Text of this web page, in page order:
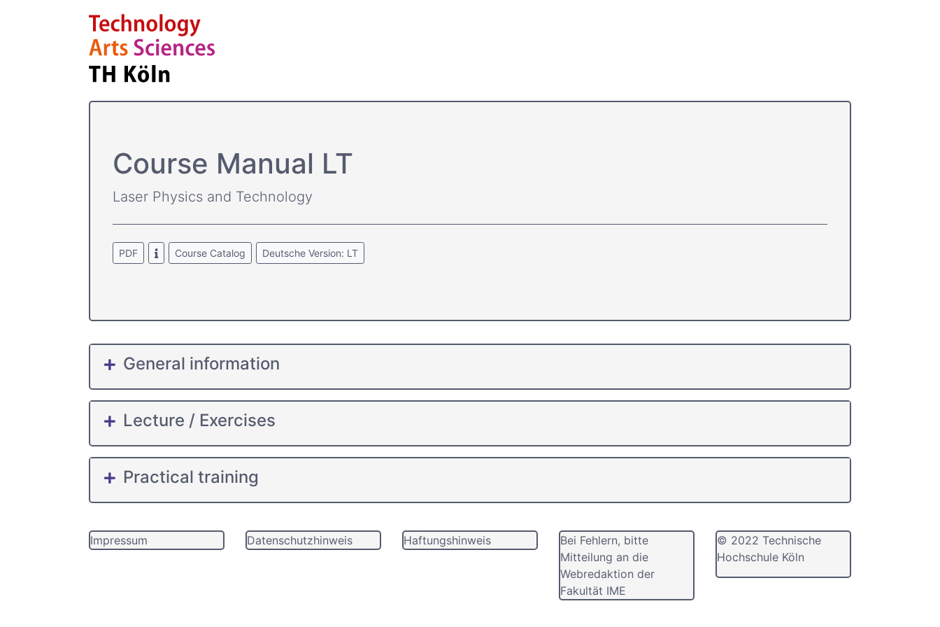
Course­ Manual LT
Laser Physics and Technology
PDF Course Catalog Deutsche Version: LT
General information
Lecture / Exercises
Practical training
Impressum Datenschutzhinweis Haftungshinweis
Bei Fehlern, bitte
Mitteilung an die
Webredaktion der
Fakultät IME
© 2022 Technische
Hochschule Köln